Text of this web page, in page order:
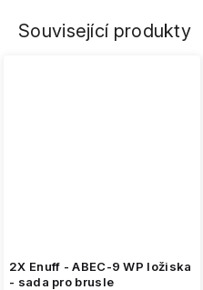
Související produkty
2X Enuff - ABEC-9 WP ložiska
- sada pro brusle